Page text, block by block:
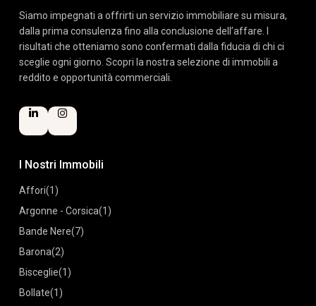
Siamo impegnati a offrirti un servizio immobiliare su misura,
dalla prima consulenza fino alla conclusione dell’affare. I
risultati che otteniamo sono confermati dalla fiducia di chi ci
sceglie ogni giorno. Scopri la nostra selezione di immobili a
reddito e opportunità commerciali.
I Nostri Immobili
Affori(1)
Argonne - Corsica(1)
Bande Nere(7)
Barona(2)
Bisceglie(1)
Bollate(1)